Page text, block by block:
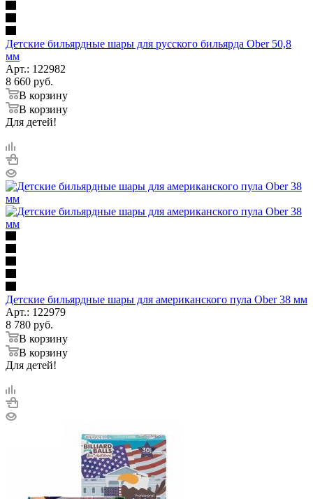
Детские бильярдные шары для русского бильярда Ober 50,8
мм
Арт.: 122982
8 660 руб.
В корзину
В корзину
Для детей!
Детские бильярдные шары для американского пула Ober 38 мм
Арт.: 122979
8 780 руб.
В корзину
В корзину
Для детей!